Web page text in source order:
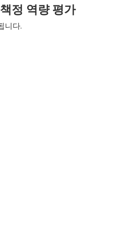
정 역량 평가
니다.